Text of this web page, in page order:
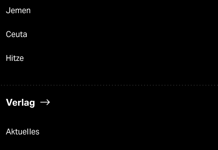
Jemen
Ceuta
Hitze
Verlag
Aktuelles